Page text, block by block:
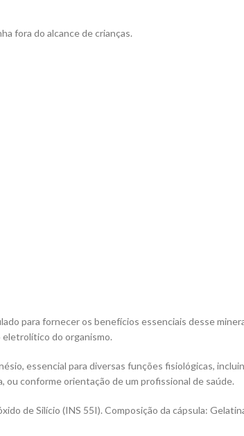
fora do alcance de crianças.
para fornecer os benefícios essenciais desse
eletrolítico do organismo.
essencial para diversas funções fisiológicas,
ou conforme orientação de um profissional de saúde.
de Silício (INS 55I). Composição da cápsula: